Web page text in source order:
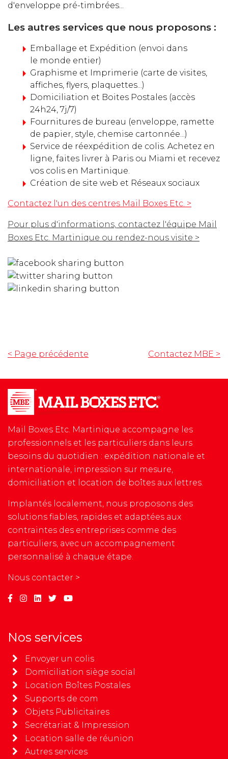
d'enveloppe pré-timbrées...
Les autres services que nous proposons :
Emballage et Expédition (envoi dans
le monde entier)
Graphisme et Imprimerie (carte de visites,
affiches, flyers, plaquettes...)
Domiciliation et Boites Postales (accès
24h24, 7j/7)
Fournitures de bureau (enveloppe, ramette
de papier, style, chemise cartonnée...)
Service de réexpédition de colis. Achetez en
ligne, faites livrer à Paris ou Miami et recevez
vos colis en Martinique.
Création de site web et Réseaux sociaux
Contactez l'un des centres Mail Boxes Etc. >
Pour plus d'informations, contactez l'équipe Mail
Boxes Etc. Martinique ou rendez-nous visite >
< Page précédente Contactez MBE >
Mail Boxes Etc. Martinique accompagne les
professionnels et les particuliers dans leurs
besoins du quotidien : expédition nationale et
internationale, impression sur mesure,
domiciliation et location de boîtes aux lettres.
Implantés localement, nous proposons des
solutions fiables, rapides et adaptées aux
contraintes des entreprises comme des
particuliers, avec un accompagnement
personnalisé à chaque étape.
Nous contacter >
Nos services
Envoyer un colis
Domiciliation siège social
Location Boîtes Postales
Supports de com
Objets Publicitaires
Secrétariat & Impression
Location salle de réunion
Autres services